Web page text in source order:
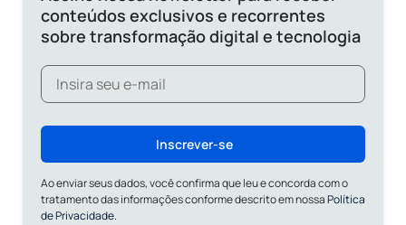
conteúdos exclusivos e recorrentes
sobre transformação digital e tecnologia
Inscrever-se
Ao enviar seus dados, você confirma que leu e concorda com o
tratamento das informações conforme descrito em nossaPolítica
de Privacidade.